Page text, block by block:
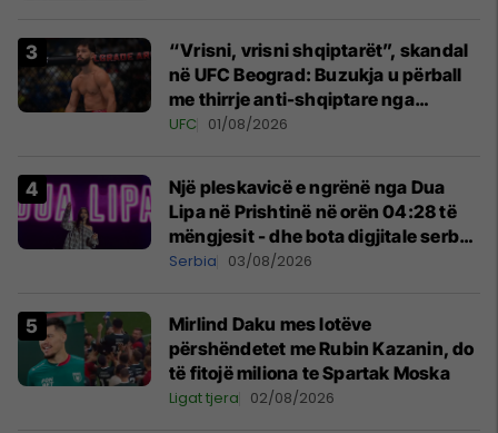
“Vrisni, vrisni shqiptarët”, skandal
në UFC Beograd: Buzukja u përball
me thirrje anti-shqiptare nga
tribunat
UFC 01/08/2026
Një pleskavicë e ngrënë nga Dua
Lipa në Prishtinë në orën 04:28 të
mëngjesit - dhe bota digjitale serbe
shpall gjendjen e luftës
Serbia 03/08/2026
Mirlind Daku mes lotëve
përshëndetet me Rubin Kazanin, do
të fitojë miliona te Spartak Moska
Ligat tjera 02/08/2026